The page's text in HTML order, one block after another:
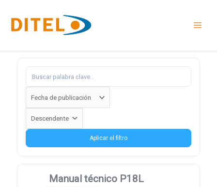
contenido
Aplicar el filtro
Manual técnico P18L